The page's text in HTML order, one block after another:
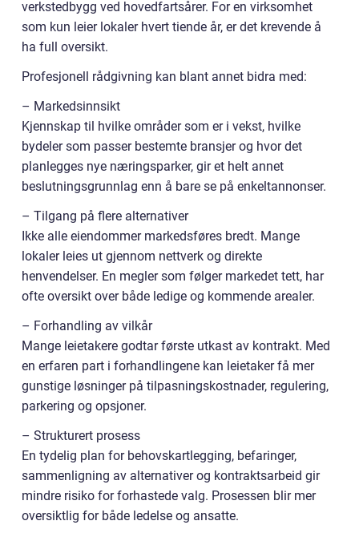
verkstedbygg ved hovedfartsårer. For en virksomhet
som kun leier lokaler hvert tiende år, er det krevende å
ha full oversikt.
Profesjonell rådgivning kan blant annet bidra med:
– Markedsinnsikt
Kjennskap til hvilke områder som er i vekst, hvilke
bydeler som passer bestemte bransjer og hvor det
planlegges nye næringsparker, gir et helt annet
beslutningsgrunnlag enn å bare se på enkeltannonser.
– Tilgang på flere alternativer
Ikke alle eiendommer markedsføres bredt. Mange
lokaler leies ut gjennom nettverk og direkte
henvendelser. En megler som følger markedet tett, har
ofte oversikt over både ledige og kommende arealer.
– Forhandling av vilkår
Mange leietakere godtar første utkast av kontrakt. Med
en erfaren part i forhandlingene kan leietaker få mer
gunstige løsninger på tilpasningskostnader, regulering,
parkering og opsjoner.
– Strukturert prosess
En tydelig plan for behovskartlegging, befaringer,
sammenligning av alternativer og kontraktsarbeid gir
mindre risiko for forhastede valg. Prosessen blir mer
oversiktlig for både ledelse og ansatte.